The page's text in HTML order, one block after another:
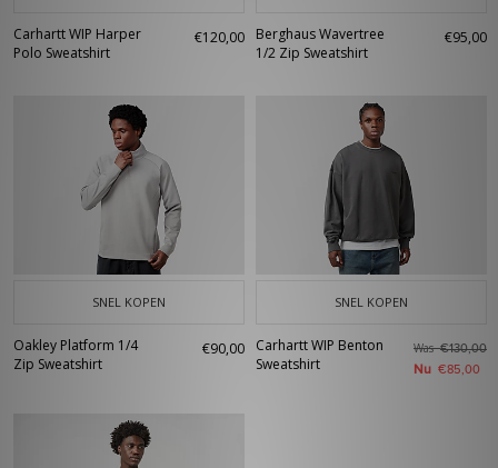
Carhartt WIP Harper
Polo Sweatshirt
€120,00
Berghaus Wavertree
1/2 Zip Sweatshirt
€95,00
SNEL KOPEN
Oakley Platform 1/4
Zip Sweatshirt
€90,00
SNEL KOPEN
Carhartt WIP Benton
Sweatshirt
Was€130,00
Nu €85,00